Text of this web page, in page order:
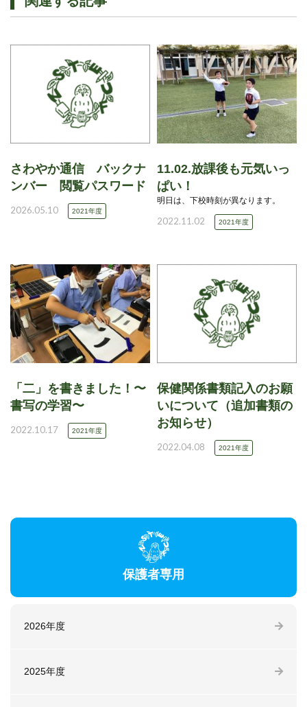
さわやか通信 バックナ
ンバー 閲覧パスワード
2026.05.10 2021年度
11.02.放課後も元気いっ
ぱい！
明日は、下校時刻が異なります。
2022.11.02 2021年度
「二」を書きました！〜
書写の学習〜
2022.10.17 2021年度
保健関係書類記入のお願
いについて（追加書類の
お知らせ）
2022.04.08 2021年度
保護者専用
2026年度
2025年度